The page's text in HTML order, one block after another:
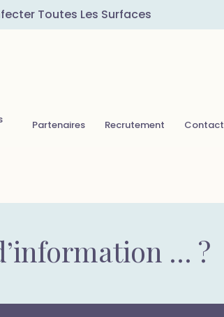
Toutes Les Surfaces
Partenaires Recrutement Contact
… ?